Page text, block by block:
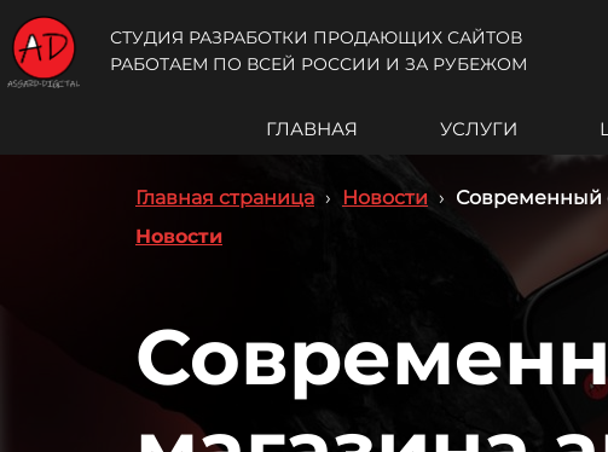
СТУДИЯ РАЗРАБОТКИ ПРОДАЮЩИХ САЙТОВ
РАБОТАЕМ ПО ВСЕЙ РОССИИ И ЗА РУБЕЖОМ
ГЛАВНАЯ УСЛУГИ
Главная страница › Новости › Современный
Новости